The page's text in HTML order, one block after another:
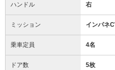
ハンドル 右
ミッション インパネ
乗車定員 4名
ドア数 5枚